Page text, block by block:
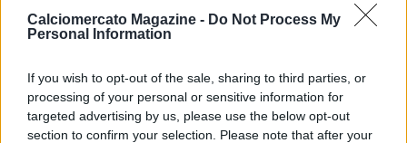
Calciomercato Magazine - Do Not Process My
Personal Information
If you wish to opt-out of the sale, sharing to third parties, or
processing of your personal or sensitive information for
targeted advertising by us, please use the below opt-out
section to confirm your selection. Please note that after your
Alessandro Sugoni, giornalista ed esperto di mercato di Sky
Sport, anticipa le prime mosse di mercato del Napoli per
di vice Di Lorenzo, vediamo se tornerà di moda Juanlu
Sanchez. Il Napoli farò il suo primo intervento in ordine di
necessità di mercato in quel ruolo".